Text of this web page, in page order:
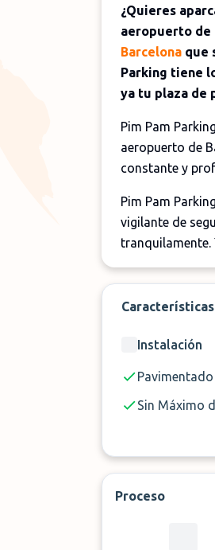
¿Quieres
aeropuerto de
Barcelona que
Parking tiene
ya tu plaza de
Pim Pam
aeropuerto de
constante y
Pim Pam
vigilante de
tranquilamente.
instalaciones
✈️Servicio
📏Distancia
🕓Horario
Características
Instalación
Pavimentado
Sin Máximo
Proceso